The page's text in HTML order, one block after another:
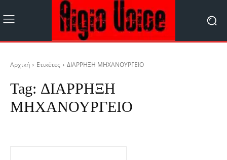
Αρχική Ετικέτες ΔΙΑΡΡΗΞΗ ΜΗΧΑΝΟΥΡΓΕΙΟ
Tag: ΔΙΑΡΡΗΞΗ
ΜΗΧΑΝΟΥΡΓΕΙΟ